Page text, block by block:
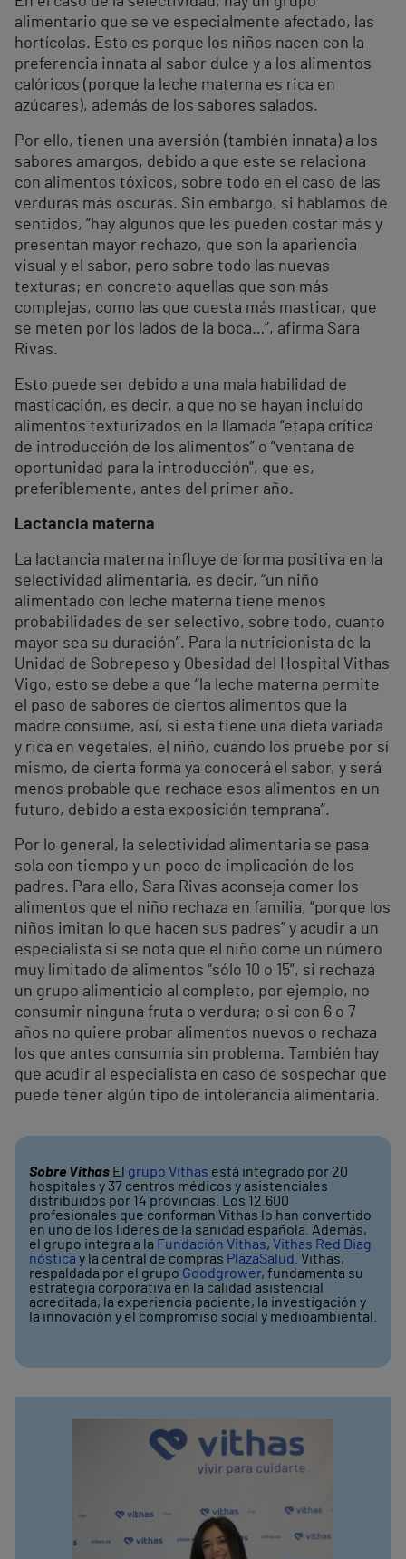
alimentario que se ve especialmente afectado, las
hortícolas. Esto es porque los niños nacen con la
preferencia innata al sabor dulce y a los alimentos
calóricos (porque la leche materna es rica en
azúcares), además de los sabores salados.
Por ello, tienen una aversión (también innata) a los
sabores amargos, debido a que este se relaciona
con alimentos tóxicos, sobre todo en el caso de las
verduras más oscuras. Sin embargo, si hablamos de
sentidos, “hay algunos que les pueden costar más y
presentan mayor rechazo, que son la apariencia
visual y el sabor, pero sobre todo las nuevas
texturas; en concreto aquellas que son más
complejas, como las que cuesta más masticar, que
se meten por los lados de la boca…”, afirma Sara
Rivas.
Esto puede ser debido a una mala habilidad de
masticación, es decir, a que no se hayan incluido
alimentos texturizados en la llamada “etapa crítica
de introducción de los alimentos” o “ventana de
oportunidad para la introducción", que es,
preferiblemente, antes del primer año.
Lactancia materna
La lactancia materna influye de forma positiva en la
selectividad alimentaria, es decir, “un niño
alimentado con leche materna tiene menos
probabilidades de ser selectivo, sobre todo, cuanto
mayor sea su duración”. Para la nutricionista de la
Unidad de Sobrepeso y Obesidad del Hospital Vithas
Vigo, esto se debe a que “la leche materna permite
el paso de sabores de ciertos alimentos que la
madre consume, así, si esta tiene una dieta variada
y rica en vegetales, el niño, cuando los pruebe por sí
mismo, de cierta forma ya conocerá el sabor, y será
menos probable que rechace esos alimentos en un
futuro, debido a esta exposición temprana”.
Por lo general, la selectividad alimentaria se pasa
sola con tiempo y un poco de implicación de los
padres. Para ello, Sara Rivas aconseja comer los
alimentos que el niño rechaza en familia, “porque los
niños imitan lo que hacen sus padres” y acudir a un
especialista si se nota que el niño come un número
muy limitado de alimentos “sólo 10 o 15”, si rechaza
un grupo alimenticio al completo, por ejemplo, no
consumir ninguna fruta o verdura; o si con 6 o 7
años no quiere probar alimentos nuevos o rechaza
los que antes consumía sin problema. También hay
que acudir al especialista en caso de sospechar que
puede tener algún tipo de intolerancia alimentaria.
Sobre Vithas El grupo Vithas está integrado por 20
hospitales y 37 centros médicos y asistenciales
distribuidos por 14 provincias. Los 12.600
profesionales que conforman Vithas lo han convertido
en uno de los líderes de la sanidad española. Además,
el grupo integra a la Fundación Vithas, Vithas Red Diag
nóstica y la central de compras PlazaSalud Vithas,
respaldada por el grupo Goodgrower, fundamenta su
estrategia corporativa en la calidad asistencial
acreditada, la experiencia paciente, la investigación y
la innovación y el compromiso social y medioambiental.